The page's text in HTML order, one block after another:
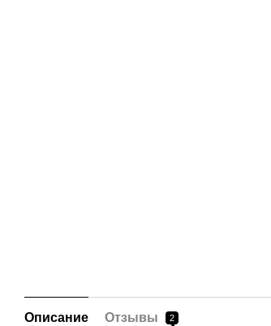
Описание Отзывы 2